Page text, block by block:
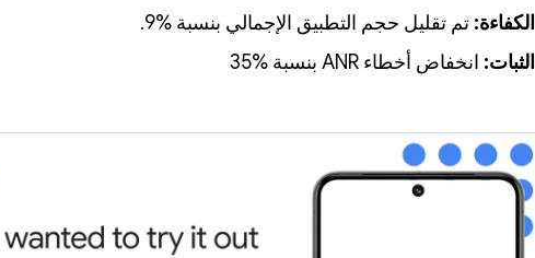
الكفاءة: تم تقليل حجم التطبيق الإجمالي بنسبة %9.
الثبات: انخفاض أخطاء ANR بنسبة %35